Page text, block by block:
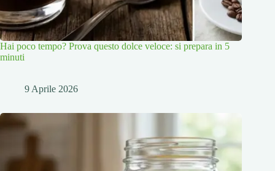
Hai poco tempo? Prova questo dolce veloce: si prepara in 5
minuti
9 Aprile 2026